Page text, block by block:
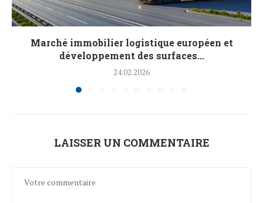
Marché immobilier logistique européen et
développement des surfaces...
24.02.2026
LAISSER UN COMMENTAIRE